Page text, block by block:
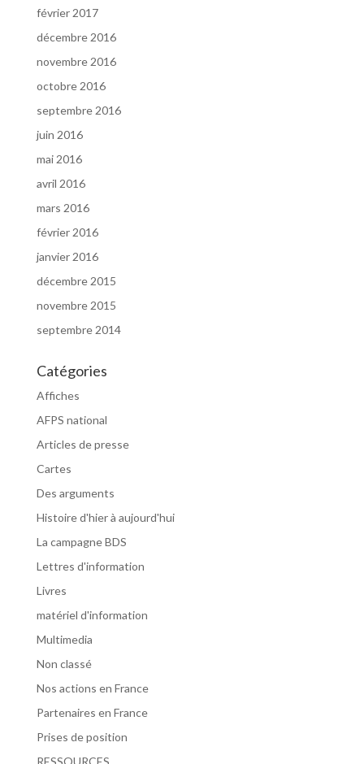
février 2017
décembre 2016
novembre 2016
octobre 2016
septembre 2016
juin 2016
mai 2016
avril 2016
mars 2016
février 2016
janvier 2016
décembre 2015
novembre 2015
septembre 2014
Catégories
Affiches
AFPS national
Articles de presse
Cartes
Des arguments
Histoire d'hier à aujourd'hui
La campagne BDS
Lettres d'information
Livres
matériel d'information
Multimedia
Non classé
Nos actions en France
Partenaires en France
Prises de position
RESSOURCES